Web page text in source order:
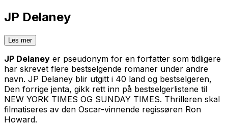
JP Delaney
Les mer
JP Delaney er pseudonym for en forfatter som tidligere
har skrevet flere bestselgende romaner under andre
navn. JP Delaney blir utgitt i 40 land og bestselgeren,
Den forrige jenta, gikk rett inn på bestselgerlistene til
NEW YORK TIMES OG SUNDAY TIMES. Thrilleren skal
filmatiseres av den Oscar-vinnende regissøren Ron
Howard.